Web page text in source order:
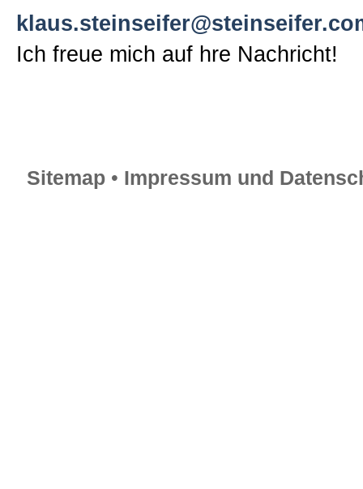
Ich freue mich auf hre Nachricht!
Sitemap • Impressum und